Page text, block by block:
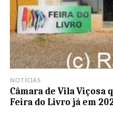
NOTÍCIAS
Câmara de Vila Viçosa
Feira do Livro já em